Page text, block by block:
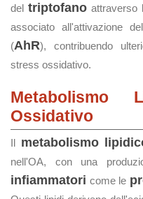
del triptofanoattraverso
associato all'attivazione
(AhR), contribuendo
stress ossidativo.
Metabolismo
Ossidativo
Il metabolismo
nell'OA, con una
infiammatori come le